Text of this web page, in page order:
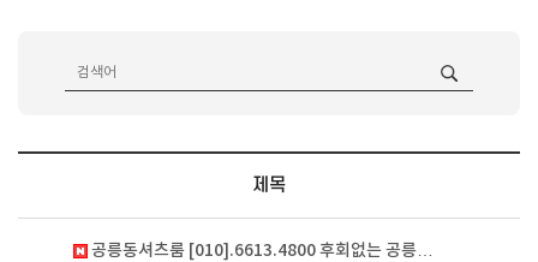
제목
공릉동셔츠룸 [010].6613.4800 후회없는 공릉…